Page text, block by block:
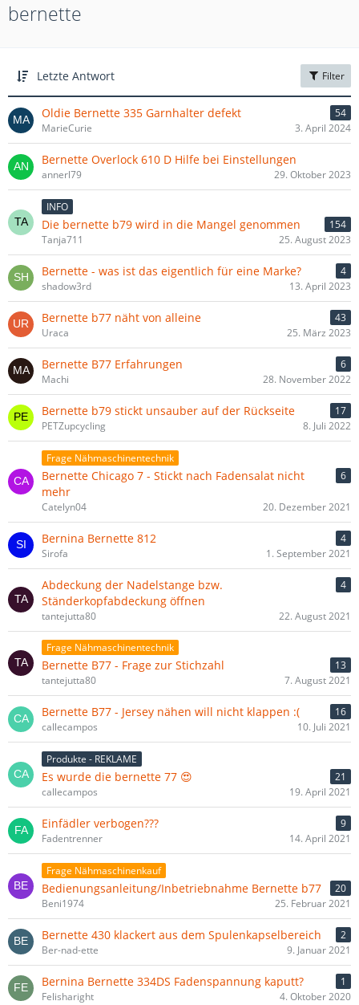
bernette
Letzte Antwort Filter
Oldie Bernette 335 Garnhalter defekt
54
MarieCurie
3. April 2024
Bernette Overlock 610 D Hilfe bei Einstellungen
annerl79 29. Oktober 2023
INFO
Die bernette b79 wird in die Mangel genommen
154
Tanja711
25. August 2023
Bernette - was ist das eigentlich für eine Marke?
4
shadow3rd
13. April 2023
Bernette b77 näht von alleine
43
Uraca
25. März 2023
Bernette B77 Erfahrungen
6
Machi
28. November 2022
Bernette b79 stickt unsauber auf der Rückseite
17
PETZupcycling
8. Juli 2022
Frage Nähmaschinentechnik
Bernette Chicago 7 - Stickt nach Fadensalat nicht
mehr
6
Catelyn04 20. Dezember 2021
Bernina Bernette 812
4
Sirofa
1. September 2021
Abdeckung der Nadelstange bzw.
Ständerkopfabdeckung öffnen
4
tantejutta80 22. August 2021
Frage Nähmaschinentechnik
Bernette B77 - Frage zur Stichzahl
13
tantejutta80
7. August 2021
Bernette B77 - Jersey nähen will nicht klappen :(
16
callecampos
10. Juli 2021
Produkte - REKLAME
Es wurde die bernette 77 😍
21
callecampos
19. April 2021
Einfädler verbogen???
9
Fadentrenner
14. April 2021
Frage Nähmaschinenkauf
Bedienungsanleitung/Inbetriebnahme Bernette b77
20
Beni1974
25. Februar 2021
Bernette 430 klackert aus dem Spulenkapselbereich
2
Ber-nad-ette
9. Januar 2021
Bernina Bernette 334DS Fadenspannung kaputt?
1
Felisharight
4. Oktober 2020